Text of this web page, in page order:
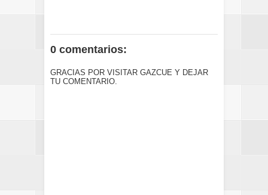
0 comentarios:
GRACIAS POR VISITAR GAZCUE Y DEJAR
TU COMENTARIO.